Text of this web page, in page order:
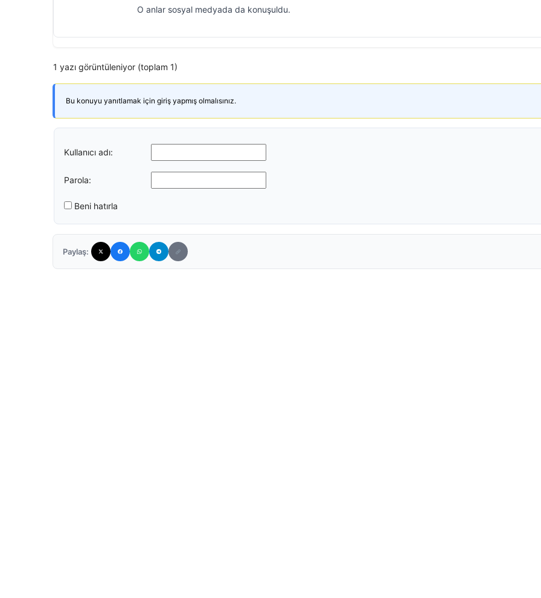
O anlar sosyal medyada da konuşuldu.
1 yazı görüntüleniyor (toplam 1)
Bu konuyu yanıtlamak için giriş yapmış olmalısınız.
Kullanıcı adı:
Parola:
Beni hatırla
Paylaş: